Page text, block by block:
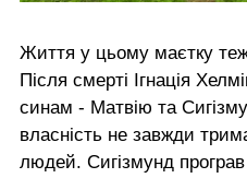
Життя у цьому маєтку
Після смерті Ігнація
синам - Матвію та
власність не завжди
людей. Сигізмунд